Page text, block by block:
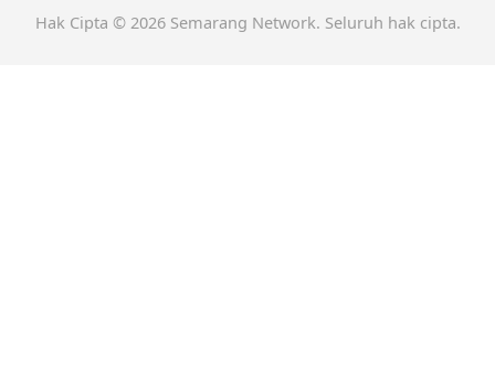
Hak Cipta © 2026 Semarang Network. Seluruh hak cipta.